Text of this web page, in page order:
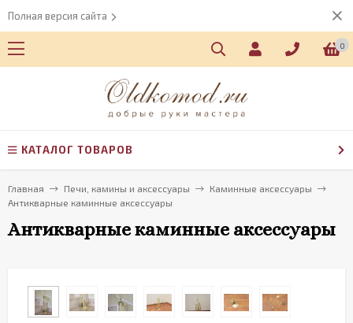
Полная версия сайта
0
КАТАЛОГ ТОВАРОВ
Главная Печи, камины и аксессуары
Каминные аксессуары
Антикварные каминные аксессуары
Антикварные каминные аксессуары